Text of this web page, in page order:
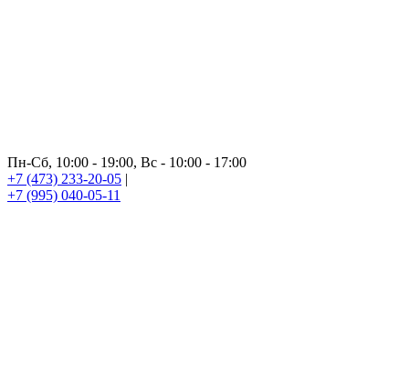
Пн-Сб, 10:00 - 19:00, Вс - 10:00 - 17:00
+7 (473) 233-20-05 |
+7 (995) 040-05-11